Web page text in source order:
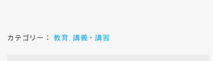
カテゴリー： 教育 講義・講習